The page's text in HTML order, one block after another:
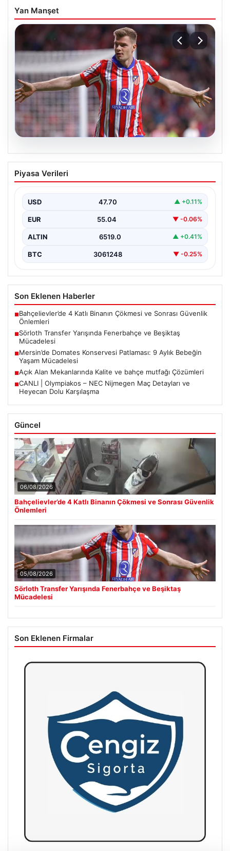
Yan Manşet
Sörloth Transfer Yarışında Fenerbahçe
ve Beşiktaş Mücadelesi
sahne olurken, Süper Lig’in iki büyük devi,…
Piyasa Verileri
USD 47.70 ▲ +0.11%
EUR 55.04 ▼ -0.06%
ALTIN 6519.0 ▲ +0.41%
BTC 3061248 ▼ -0.25%
Son Eklenen Haberler
■Bahçelievler’de 4 Katlı Binanın Çökmesi ve Sonrası Güvenlik
Önlemleri
■Sörloth Transfer Yarışında Fenerbahçe ve Beşiktaş
Mücadelesi
■Mersin’de Domates Konservesi Patlaması: 9 Aylık Bebeğin
Yaşam Mücadelesi
■Açık Alan Mekanlarında Kalite ve bahçe mutfağı Çözümleri
■CANLI | Olympiakos – NEC Nijmegen Maç Detayları ve
Heyecan Dolu Karşılaşma
Güncel
06/08/2026
Bahçelievler’de 4 Katlı Binanın Çökmesi ve Sonrası Güvenlik
Önlemleri
05/08/2026
Sörloth Transfer Yarışında Fenerbahçe ve Beşiktaş
Mücadelesi
Son Eklenen Firmalar